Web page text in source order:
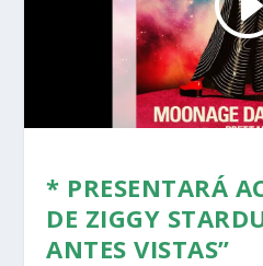
* PRESENTARÁ
DE ZIGGY
ANTES VISTAS”